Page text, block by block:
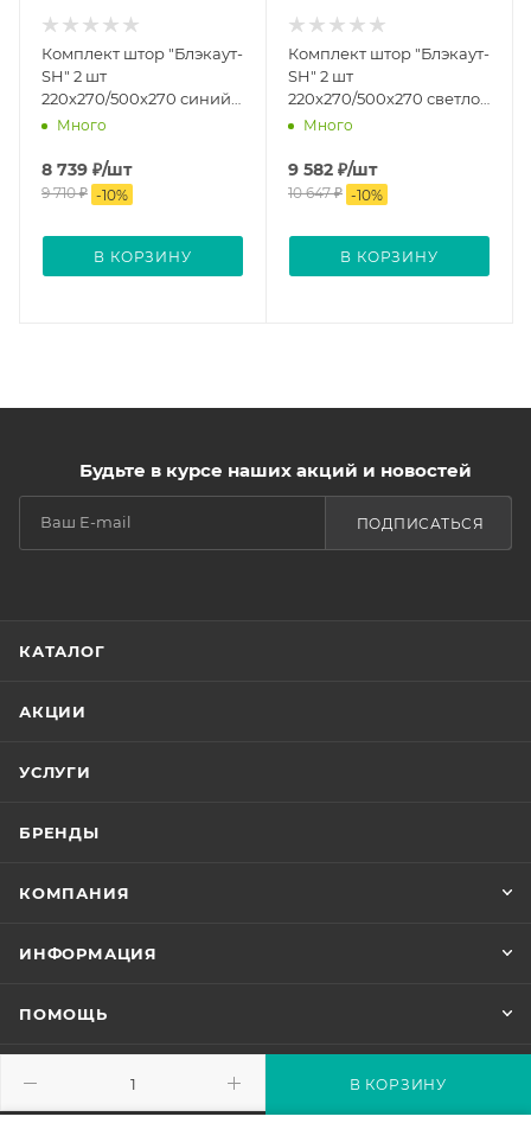
В КОРЗИНУ
Комплект штор "Блэкаут-
SH" 2 шт
220х270/500х270 синий
светлый
Много
8 739 ₽/шт
9 710₽ -10%
В КОРЗИНУ
Комплект штор "Блэкаут-
SH" 2 шт
220х270/500х270 светло-
коричневый
Много
9 582 ₽/шт
10 647₽ -10%
В КОРЗИНУ
Будьте в курсе наших акций и новостей
ПОДПИСАТЬСЯ
КАТАЛОГ
АКЦИИ
УСЛУГИ
БРЕНДЫ
КОМПАНИЯ
ИНФОРМАЦИЯ
ПОМОЩЬ